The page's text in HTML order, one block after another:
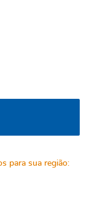
para sua região: